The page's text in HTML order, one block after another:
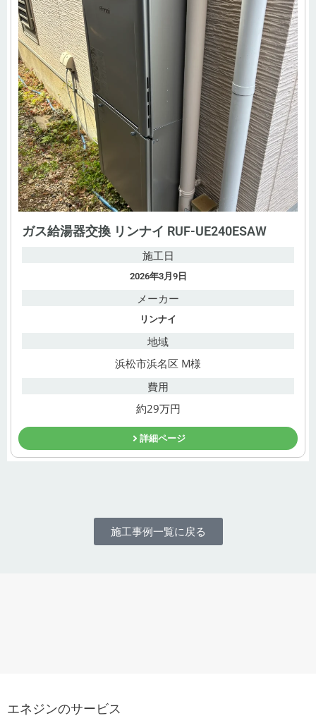
ガス給湯器交換 リンナイ RUF-UE240ESAW
施工日
2026年3月9日
メーカー
リンナイ
地域
浜松市浜名区 M様
費用
約29万円
詳細ページ
施工事例一覧に戻る
エネジンのサービス